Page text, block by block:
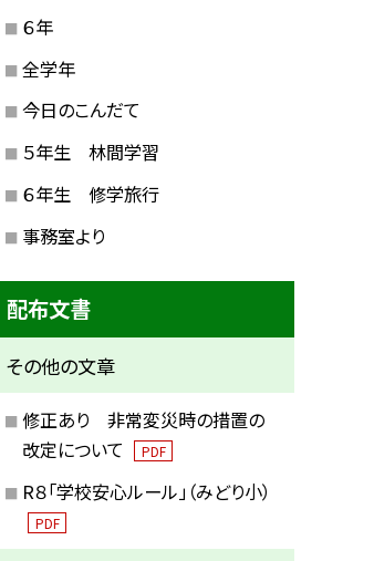
６年
全学年
今日のこんだて
５年生 林間学習
６年生 修学旅行
事務室より
配布文書
その他の文章
修正あり 非常変災時の措置の
改定について
PDF
R８「学校安心ルール」（みどり小）
PDF